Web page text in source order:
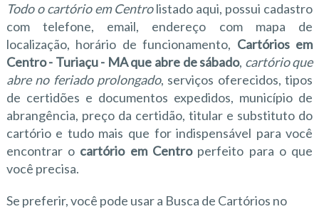
Todo o cartório em Centrolistado aqui, possui cadastro
com telefone, email, endereço com mapa de
localização, horário de funcionamento, Cartórios em
Centro - Turiaçu - MA que abre de sábado, cartório que
abre no feriado prolongado, serviços oferecidos, tipos
de certidões e documentos expedidos, município de
abrangência, preço da certidão, titular e substituto do
cartório e tudo mais que for indispensável para você
encontrar o cartório em Centroperfeito para o que
você precisa.
Se preferir, você pode usar a Busca de Cartórios no